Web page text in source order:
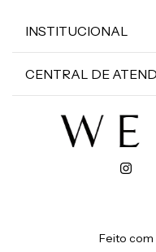
INSTITUCIONAL
CENTRAL DE
Feito com